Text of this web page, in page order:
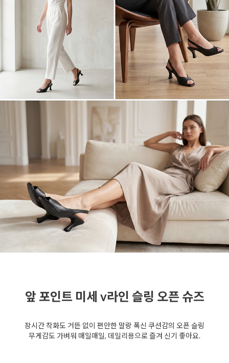
앞 포인트 미세 v라인 슬링 오픈 슈즈
장시간 착화도 거뜬 없이 편안한 말랑 폭신 쿠션감의 오픈 슬링
무게감도 가벼워 매일매일, 데일리용으로 즐겨 신기 좋아요.